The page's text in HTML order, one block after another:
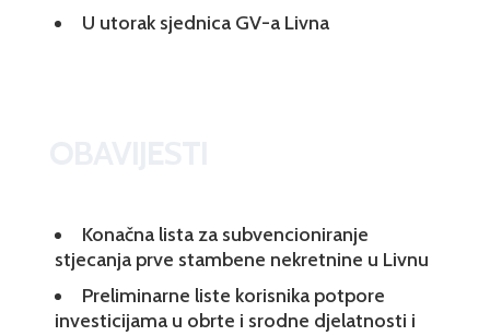
U utorak sjednica GV-a Livna
Konačna lista za subvencioniranje
stjecanja prve stambene nekretnine u Livnu
Preliminarne liste korisnika potpore
investicijama u obrte i srodne djelatnosti i